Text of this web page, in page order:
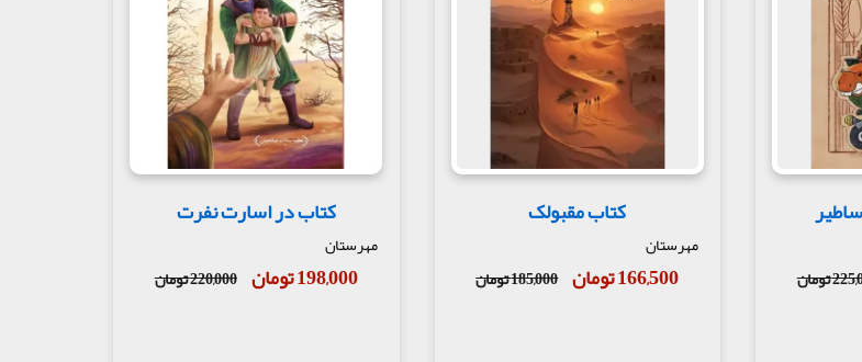
تومان
کتاب مقبولک
مهرستان
166,500 تومان 185,000 تومان
کتاب در اسارت نفرت
مهرستان
198,000 تومان 220,000 تومان